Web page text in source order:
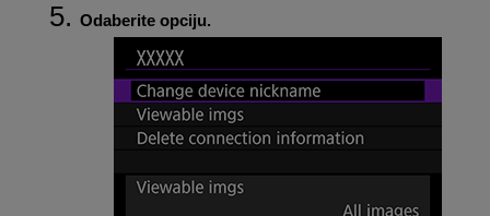
Odaberite opciju.